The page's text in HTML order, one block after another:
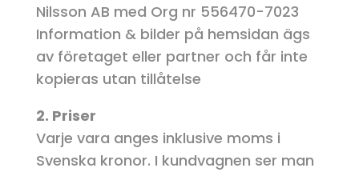
Nilsson AB med Org nr 556470-7023
Information & bilder på hemsidan ägs
av företaget eller partner och får inte
kopieras utan tillåtelse
2. Priser
Varje vara anges inklusive moms i
Svenska kronor. I kundvagnen ser man